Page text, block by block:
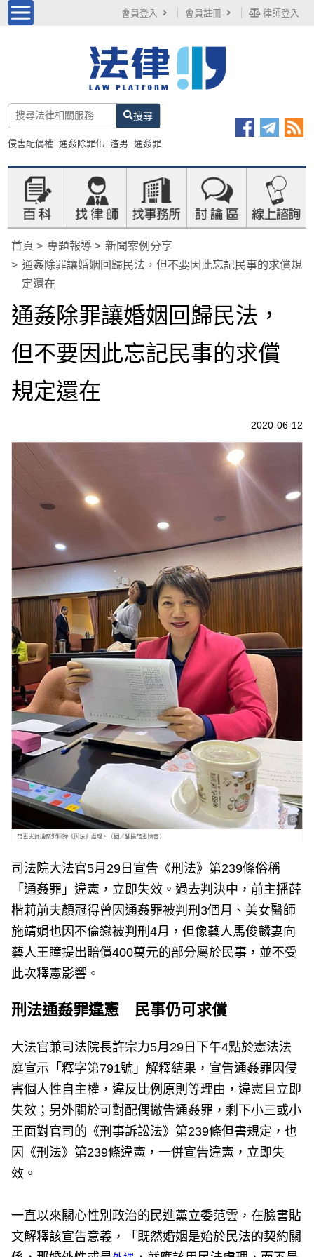
會員登入 會員註冊 律師登入
搜尋
侵害配偶權 通姦除罪化 渣男 通姦罪
首頁 專題報導
新聞案例分享
通姦除罪讓婚姻回歸民法，但不要因此忘記民事的求償規
定還在
通姦除罪讓婚姻回歸民法，
但不要因此忘記民事的求償
規定還在
2020-06-12
司法院大法官5月29日宣告《刑法》第239條俗稱
「通姦罪」違憲，立即失效。過去判決中，前主播薛
楷莉前夫顏冠得曾因通姦罪被判刑3個月、美女醫師
施靖娟也因不倫戀被判刑4月，但像藝人馬俊麟妻向
藝人王瞳提出賠償400萬元的部分屬於民事，並不受
此次釋憲影響。
刑法通姦罪違憲 民事仍可求償
大法官兼司法院長許宗力5月29日下午4點於憲法法
庭宣示「釋字第791號」解釋結果，宣告通姦罪因侵
害個人性自主權，違反比例原則等理由，違憲且立即
失效；另外關於可對配偶撤告通姦罪，剩下小三或小
王面對官司的《刑事訴訟法》第239條但書規定，也
因《刑法》第239條違憲，一併宣告違憲，立即失
效。
一直以來關心性別政治的民進黨立委范雲，在臉書貼
文解釋該宣告意義，「既然婚姻是始於民法的契約關